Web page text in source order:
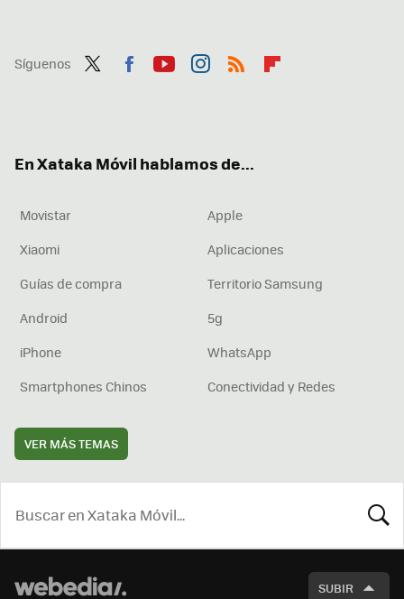
Síguenos
En Xataka Móvil hablamos de...
Movistar
Apple
Xiaomi
Aplicaciones
Guías de compra
Territorio Samsung
Android
5g
iPhone
WhatsApp
Smartphones Chinos
Conectividad y Redes
VER MÁS TEMAS
SUBIR